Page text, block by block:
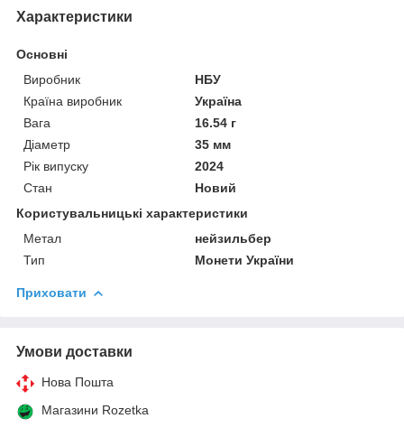
Характеристики
Основні
Виробник
НБУ
Країна виробник
Україна
Вага
16.54 г
Діаметр
35 мм
Рік випуску
2024
Стан
Новий
Користувальницькі характеристики
Метал
нейзильбер
Тип
Монети України
Приховати
Умови доставки
Нова Пошта
Магазини Rozetka